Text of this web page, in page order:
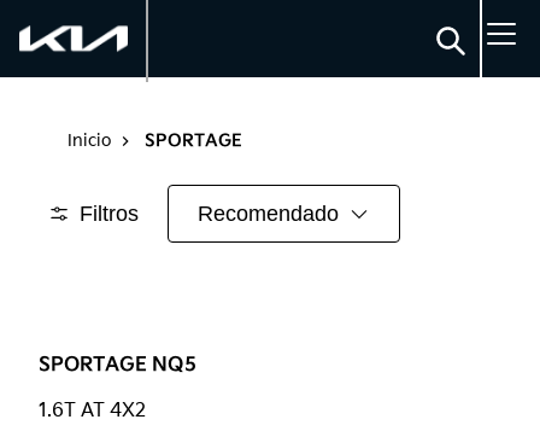
Inicio SPORTAGE
Filtros Recomendado
SPORTAGE NQ5
1.6T AT 4X2